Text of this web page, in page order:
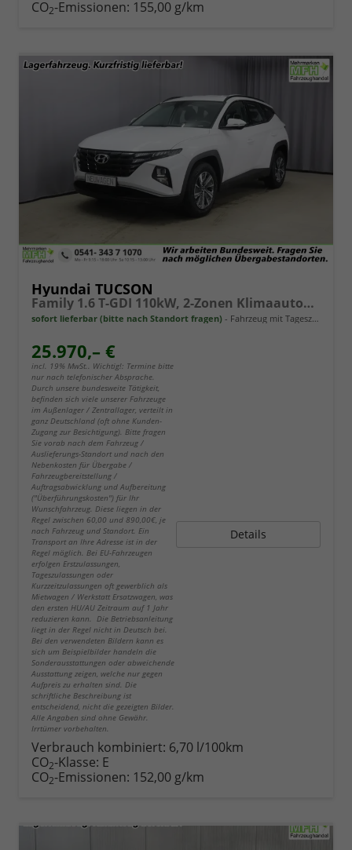
CO2-Emissionen: 155,00 g/km
Hyundai TUCSON
Family 1.6 T-GDI 110kW, 2-Zonen Klimaautomatik, Sitzheizung, AppleCarPlay&Android Auto, Freisprecheinrichtung, Radio DAB, Verkehrszeichenerkennung, Rückfahrkamera, eCall Notrufsystem, 17 Zoll Leichtmetallfelgen, uvm.
sofort lieferbar (bitte nach Standort fragen) Fahrzeug mit Tageszulassung
25.970,– €
incl. 19% MwSt.. Wichtig!: Termine bitte
nur nach telefonischer Absprache.
Durch unsere bundesweite Tätigkeit,
befinden sich viele unserer Fahrzeuge
im Außenlager / Zentrallager, verteilt in
ganz Deutschland (oft ohne Kunden-
Zugang zur Besichtigung). Bitte fragen
Sie vorab nach dem Fahrzeug /
Auslieferungs-Standort und nach den
Nebenkosten für Übergabe /
Fahrzeugbereitstellung /
Auftragsabwicklung und Aufbereitung
("Überführungskosten") für Ihr
Wunschfahrzeug. Diese liegen in der
Regel zwischen 60,00 und 890,00€, je
nach Fahrzeug und Standort. Ein
Transport an Ihre Adresse ist in der
Regel möglich. Bei EU-Fahrzeugen
erfolgen Erstzulassungen,
Tageszulassungen oder
Kurzzeitzulassungen oft gewerblich als
Mietwagen / Werkstatt Ersatzwagen, was
den ersten HU/AU Zeitraum auf 1 Jahr
reduzieren kann. Die Betriebsanleitung
liegt in der Regel nicht in Deutsch bei.
Bei den verwendeten Bildern kann es
sich um Beispielbilder handeln die
Sonderausstattungen oder abweichende
Ausstattung zeigen, welche nur gegen
Aufpreis zu erhalten sind. Die
schriftliche Beschreibung ist
entscheidend, nicht die gezeigten Bilder.
Alle Angaben sind ohne Gewähr.
Irrtümer vorbehalten.
Details
Verbrauch kombiniert: 6,70 l/100km
CO2-Klasse: E
CO2-Emissionen: 152,00 g/km